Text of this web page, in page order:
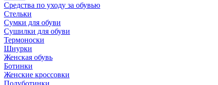
Средства по уходу за обувью
Стельки
Сумки для обуви
Сушилки для обуви
Термоноски
Шнурки
Женская обувь
Ботинки
Женские кроссовки
Полуботинки